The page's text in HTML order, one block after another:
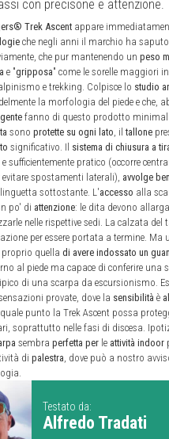
con precisone e attenzione.
Trek Ascent appare
che negli anni il marchio ha
che pur mantenendo un peso
e "gripposa" come le sorelle maggiori
e trekking. Colpisce lo studio
la morfologia del piede e che,
fanno di questo prodotto
sono protette su ogni lato, iltallone
significativo. Il sistema di chiusura a
sufficientemente pratico (occorre
spostamenti laterali), avvolge
sottostante. L'accesso alla
po' di attenzione: le dita devono
nelle rispettive sedi. La calzata del
per essere portata a termine.
proprio quella di avere indossato un
al piede ma capace di conferire una
di una scarpa da escursionismo.
provate, dove la sensibilità è
punto la Trek Ascent possa
soprattutto nelle fasi di discesa.
sembra perfetta per le attività indoor
di palestra, dove può a nostro
Testato da:
Alfredo Tradati